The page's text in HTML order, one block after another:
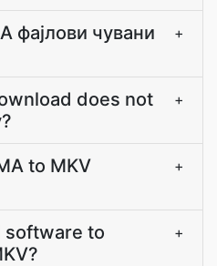
фајлови чувани
+
does not
+
to MKV
+
software to
+